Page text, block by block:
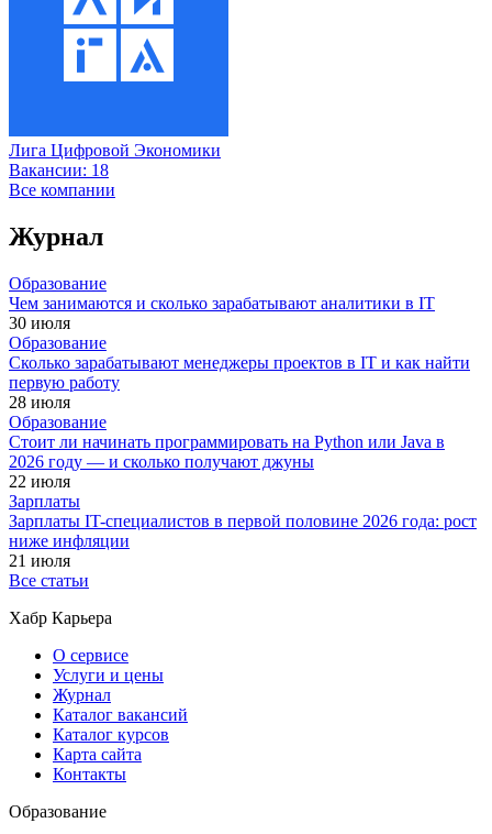
Лига Цифровой Экономики
Вакансии: 18
Все компании
Журнал
Образование
Чем занимаются и сколько зарабатывают аналитики в IT
30 июля
Образование
Сколько зарабатывают менеджеры проектов в IT и как найти
первую работу
28 июля
Образование
Стоит ли начинать программировать на Python или Java в
2026 году — и сколько получают джуны
22 июля
Зарплаты
Зарплаты IT-специалистов в первой половине 2026 года: рост
ниже инфляции
21 июля
Все статьи
Хабр Карьера
О сервисе
Услуги и цены
Журнал
Каталог вакансий
Каталог курсов
Карта сайта
Контакты
Образование